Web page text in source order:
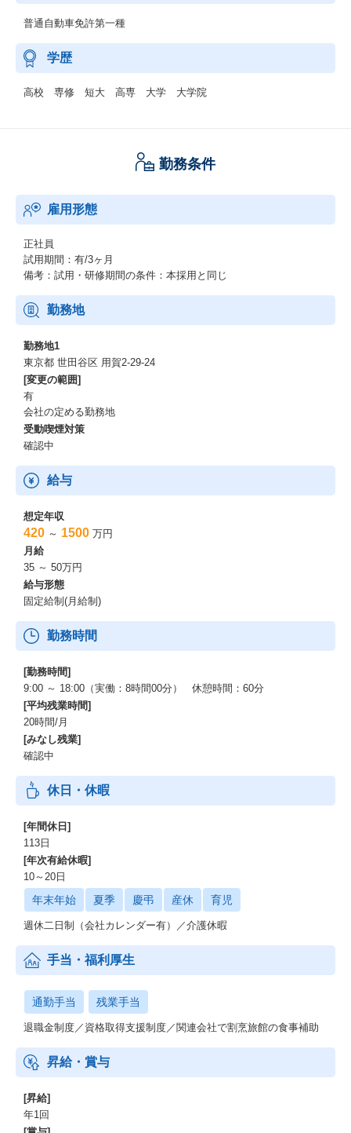
普通自動車免許第一種
学歴
高校 専修 短大 高専 大学 大学院
勤務条件
雇用形態
正社員
試用期間：有/3ヶ月
備考：試用・研修期間の条件：本採用と同じ
勤務地
勤務地1
東京都 世田谷区 用賀2-29-24
[変更の範囲]
有
会社の定める勤務地
受動喫煙対策
確認中
給与
想定年収
420 ～ 1500 万円
月給
35 ～ 50万円
給与形態
固定給制(月給制)
勤務時間
[勤務時間]
9:00 ～ 18:00（実働：8時間00分） 休憩時間：60分
[平均残業時間]
20時間/月
[みなし残業]
確認中
休日・休暇
[年間休日]
113日
[年次有給休暇]
10～20日
年末年始 夏季 慶弔 産休 育児
週休二日制（会社カレンダー有）／介護休暇
手当・福利厚生
通勤手当 残業手当
退職金制度／資格取得支援制度／関連会社で割烹旅館の食事補助
昇給・賞与
[昇給]
年1回